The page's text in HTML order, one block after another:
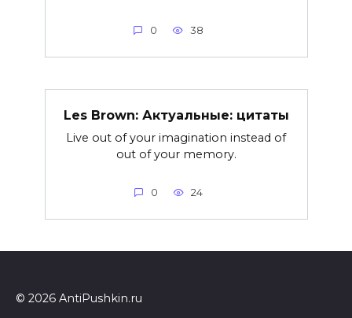
0 38
Les Brown: Актуальные: цитаты
Live out of your imagination instead of
out of your memory.
0 24
© 2026 AntiPushkin.ru